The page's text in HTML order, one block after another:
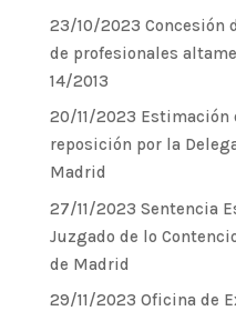
23/10/2023 Concesión
de profesionales
14/2013
20/11/2023 Estimación
reposición por la
Madrid
27/11/2023 Sentencia
Juzgado de lo
de Madrid
29/11/2023 Oficina de